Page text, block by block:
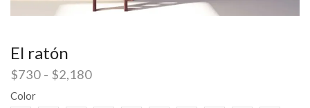
El ratón
$730 - $2,180
Color